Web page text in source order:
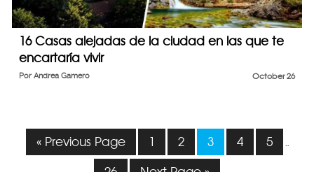
16 Casas alejadas de la ciudad en las que te
encartaría vivir
October 26
Por Andrea Gamero
« Previous Page 1 2 3 4 5 …